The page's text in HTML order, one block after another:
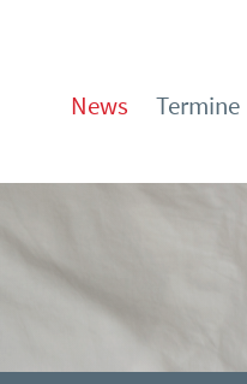
News Termine